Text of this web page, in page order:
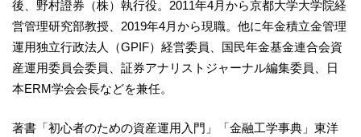
後、野村證券（株）執行役。2011年4月から京都大学大学院経
営管理研究部教授、2019年4月から現職。他に年金積立金管理
運用独立行政法人（GPIF）経営委員、国民年金基金連合会資
産運用委員会委員、証券アナリストジャーナル編集委員、日
本ERM学会会長などを兼任。
著書「初心者のための資産運用入門」「金融工学事典」東洋